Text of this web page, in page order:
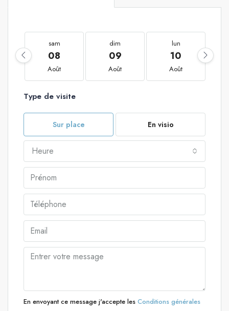
sam
08
Août
dim
09
Août
lun
10
Août
Type de visite
Sur place En visio
Heure
En envoyant ce message j'accepte les Conditions générales